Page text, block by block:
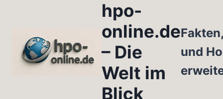
hpo-
online.de
– Die
Welt im
Blick
und